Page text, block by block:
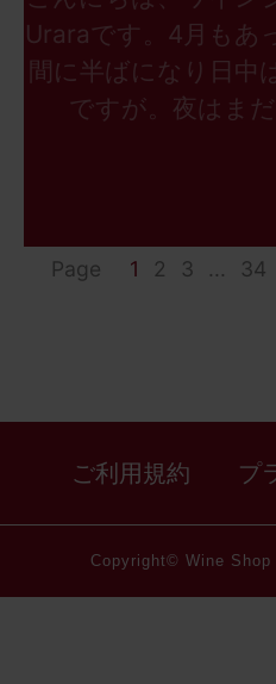
Uraraです。4月もあ
間に半ばになり日中
ですが。夜はま
Page 1 2 3 ... 34
ご利用規約 プ
Copyright© Wine